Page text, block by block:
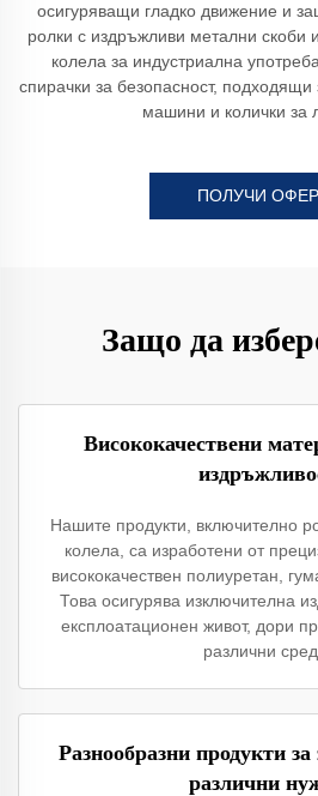
осигуряващи гладко движение и
ролки с издръжливи метални скоби
колела за индустриална
спирачки за безопасност,
машини и колички за
ПОЛУЧИ
Защо да
Висококачествени
Нашите продукти, включително
колела, са изработени от
висококачествен полиуретан,
Това осигурява изключителна
експлоатационен живот, дори
различни
Разнообразни продукти
различни